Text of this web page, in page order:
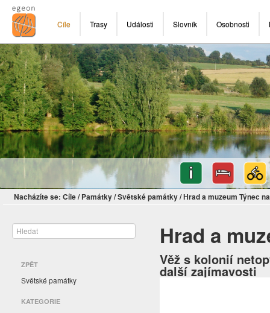
Cíle Trasy Události Slovník Osobnosti
Nacházíte se: Cíle/ Památky/Světské památky/Hrad a muzeum Týnec
ZPĚT
Světské památky
KATEGORIE
Hrad a
Věž s kolonií
další zajímavosti